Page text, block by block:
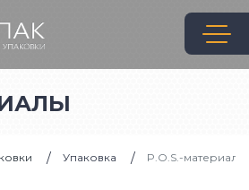
Упаковка P.O.S.-материалы